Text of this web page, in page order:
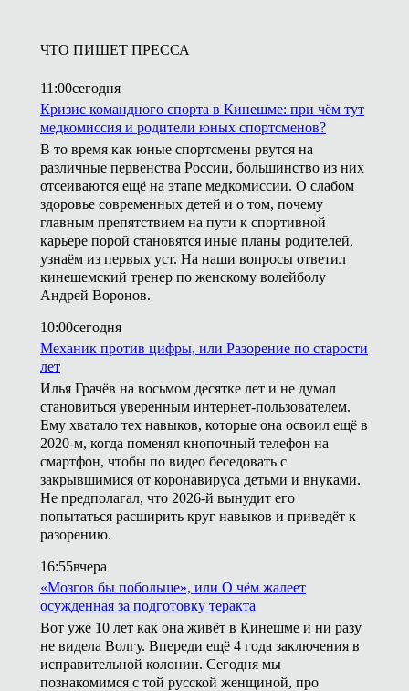
ЧТО ПИШЕТ ПРЕССА
11:00сегодня
Кризис командного спорта в Кинешме: при чём тут
медкомиссия и родители юных спортсменов?
В то время как юные спортсмены рвутся на
различные первенства России, большинство из них
отсеиваются ещё на этапе медкомиссии. О слабом
здоровье современных детей и о том, почему
главным препятствием на пути к спортивной
карьере порой становятся иные планы родителей,
узнаём из первых уст. На наши вопросы ответил
кинешемский тренер по женскому волейболу
Андрей Воронов.
10:00сегодня
Механик против цифры, или Разорение по старости
лет
Илья Грачёв на восьмом десятке лет и не думал
становиться уверенным интернет-пользователем.
Ему хватало тех навыков, которые она освоил ещё в
2020-м, когда поменял кнопочный телефон на
смартфон, чтобы по видео беседовать с
закрывшимися от коронавируса детьми и внуками.
Не предполагал, что 2026-й вынудит его
попытаться расширить круг навыков и приведёт к
разорению.
16:55вчера
«Мозгов бы побольше», или О чём жалеет
осужденная за подготовку теракта
Вот уже 10 лет как она живёт в Кинешме и ни разу
не видела Волгу. Впереди ещё 4 года заключения в
исправительной колонии. Сегодня мы
познакомимся с той русской женщиной, про